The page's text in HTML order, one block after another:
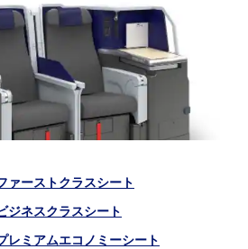
ーストクラスシート
ネスクラスシート
ミアムエコノミーシート